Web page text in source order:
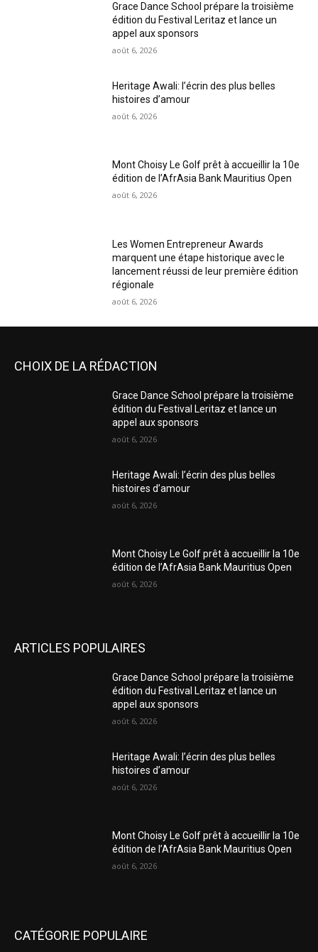
Grace Dance School prépare la troisième
édition du Festival Leritaz et lance un
appel aux sponsors
août 6, 2026
Heritage Awali: l’écrin des plus belles
histoires d’amour
août 6, 2026
Mont Choisy Le Golf prêt à accueillir la 10e
édition de l’AfrAsia Bank Mauritius Open
août 6, 2026
Les Women Entrepreneur Awards
marquent une étape historique avec le
lancement réussi de leur première édition
régionale
août 6, 2026
CHOIX DE LA RÉDACTION
Grace Dance School prépare la troisième
édition du Festival Leritaz et lance un
appel aux sponsors
août 6, 2026
Heritage Awali: l’écrin des plus belles
histoires d’amour
août 6, 2026
Mont Choisy Le Golf prêt à accueillir la 10e
édition de l’AfrAsia Bank Mauritius Open
août 6, 2026
ARTICLES POPULAIRES
Grace Dance School prépare la troisième
édition du Festival Leritaz et lance un
appel aux sponsors
août 6, 2026
Heritage Awali: l’écrin des plus belles
histoires d’amour
août 6, 2026
Mont Choisy Le Golf prêt à accueillir la 10e
édition de l’AfrAsia Bank Mauritius Open
août 6, 2026
CATÉGORIE POPULAIRE